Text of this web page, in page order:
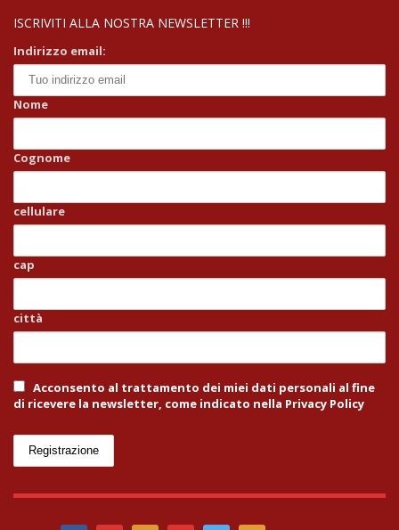
ISCRIVITI ALLA NOSTRA NEWSLETTER !!!
Indirizzo email:
Nome
Cognome
cellulare
cap
città
Acconsento al trattamento dei miei dati personali al fine
di ricevere la newsletter, come indicato nella Privacy Policy